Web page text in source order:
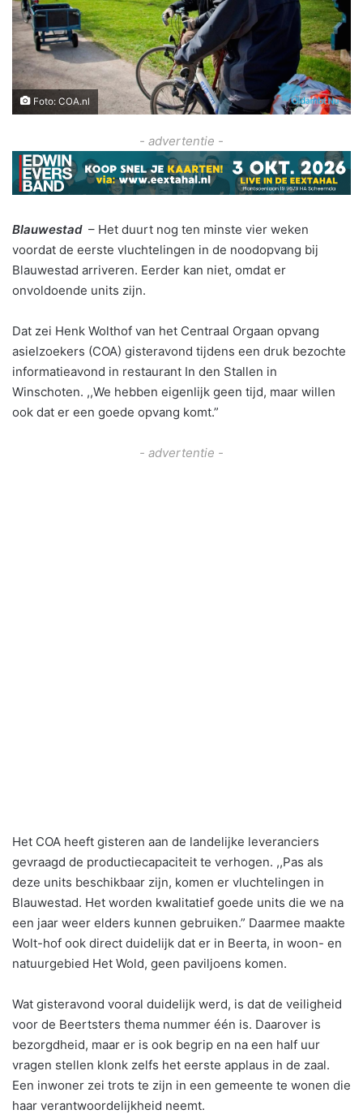
Foto: COA.nl
- advertentie -
Blauwestad – Het duurt nog ten minste vier weken
voordat de eerste vluchtelingen in de noodopvang bij
Blauwestad arriveren. Eerder kan niet, omdat er
onvoldoende units zijn.
Dat zei Henk Wolthof van het Centraal Orgaan opvang
asielzoekers (COA) gisteravond tijdens een druk bezochte
informatieavond in restaurant In den Stallen in
Winschoten. ,,We hebben eigenlijk geen tijd, maar willen
ook dat er een goede opvang komt.”
- advertentie -
Het COA heeft gisteren aan de landelijke leveranciers
gevraagd de productiecapaciteit te verhogen. ,,Pas als
deze units beschikbaar zijn, komen er vluchtelingen in
Blauwestad. Het worden kwalitatief goede units die we na
een jaar weer elders kunnen gebruiken.” Daarmee maakte
Wolt-hof ook direct duidelijk dat er in Beerta, in woon- en
natuurgebied Het Wold, geen paviljoens komen.
Wat gisteravond vooral duidelijk werd, is dat de veiligheid
voor de Beertsters thema nummer één is. Daarover is
bezorgdheid, maar er is ook begrip en na een half uur
vragen stellen klonk zelfs het eerste applaus in de zaal.
Een inwoner zei trots te zijn in een gemeente te wonen die
haar verantwoordelijkheid neemt.